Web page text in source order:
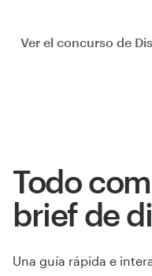
Ver el concurso de
Todo
brief de
Una guía rápida e